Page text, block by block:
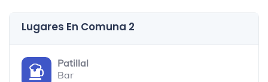
Lugares En Comuna 2
Patillal
Bar